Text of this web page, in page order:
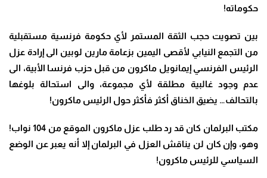
حكوماته!
بين تصويت حجب الثقة المستمر لأي حكومة فرنسية مستقبلية
من التجمع النيابي لأقصى اليمين بزعامة مارين لوبين الى إرادة عزل
الرئيس الفرنسي إيمانويل ماكرون من قبل حزب فرنسا الأبية، الى
عدم وجود غالبية مطلقة لأي مجموعة، والى استحالة بلوغها
بالتحالف… يضيق الخناق أكثر فأكثر حول الرئيس ماكرون!
مكتب البرلمان كان قد رد طلب عزل ماكرون الموقع من 104 نواب!
وهو، وإن كان لن يناقش العزل في البرلمان إلا أنه يعبر عن الوضع
السياسي للرئيس ماكرون!